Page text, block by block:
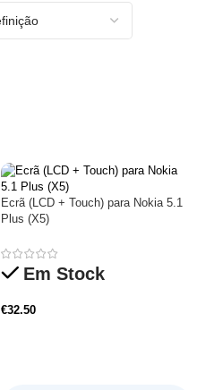
Ecrã (LCD + Touch) para Nokia 5.1
Plus (X5)
Em Stock
€32.50